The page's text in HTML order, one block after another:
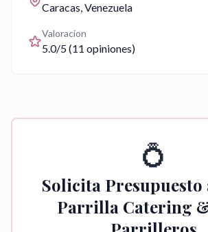
Caracas, Venezuela
Valoracion
5.0/5 (11 opiniones)
💍
Solicita Presupuesto
Parrilla Catering